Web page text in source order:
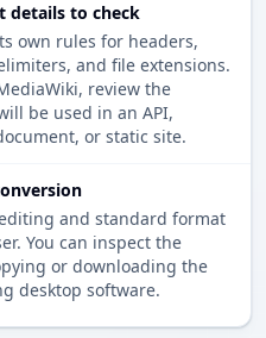
details to check
own rules for headers,
and file extensions.
review the
be used in an API,
or static site.
and standard format
You can inspect the
or downloading the
desktop software.